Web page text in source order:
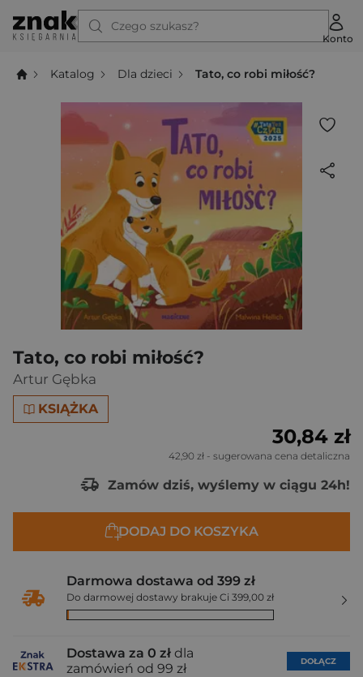
Czego szukasz?
Konto
Katalog Dla dzieci Tato, co robi miłość?
Tato, co robi miłość?
Artur Gębka
KSIĄŻKA
30,84 zł
42,90 zł - sugerowana cena detaliczna
Zamów dziś, wyślemy w ciągu 24h!
DODAJ DO KOSZYKA
Darmowa dostawa od 399 zł
Do darmowej dostawy brakuje Ci 399,00 zł
Dostawa za 0 zł dla
zamówień od 99 zł
DOŁĄCZ